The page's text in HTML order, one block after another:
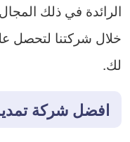
الرائدة في ذلك
خلال شركتنا لتحصل
لك.
افضل شركة